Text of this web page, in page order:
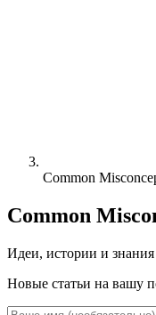
Common
Common
Идеи, истории и
Новые статьи на вашу